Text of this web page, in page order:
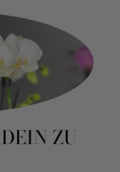
ZU